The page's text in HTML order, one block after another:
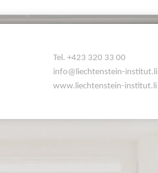
Tel. +423 320 33 00
info@liechtenstein-institut.li
www.liechtenstein-institut.li